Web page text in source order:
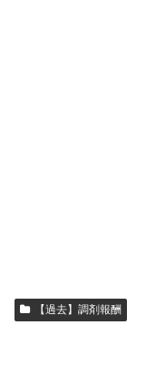
【過去】調剤報酬